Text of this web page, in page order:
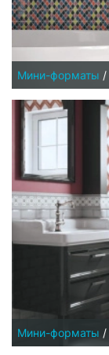
Мини-форматы /
Мини-форматы /